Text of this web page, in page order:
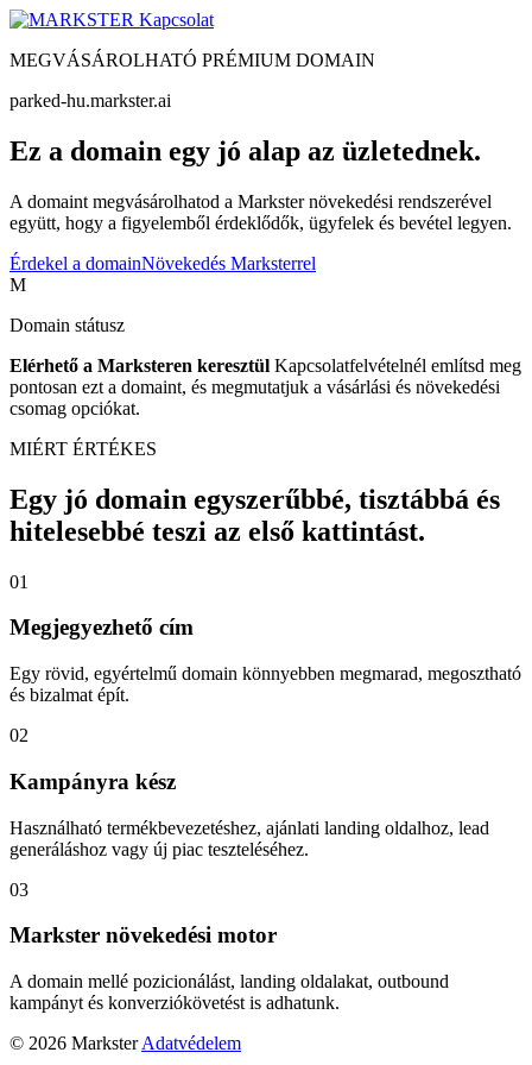
Kapcsolat
MEGVÁSÁROLHATÓ PRÉMIUM DOMAIN
parked-hu.markster.ai
Ez a domain egy jó alap az üzletednek.
A domaint megvásárolhatod a Markster növekedési rendszerével
együtt, hogy a figyelemből érdeklődők, ügyfelek és bevétel legyen.
Érdekel a domainNövekedés Marksterrel
M
Domain státusz
Elérhető a Marksteren keresztül Kapcsolatfelvételnél említsd meg
pontosan ezt a domaint, és megmutatjuk a vásárlási és növekedési
csomag opciókat.
MIÉRT ÉRTÉKES
Egy jó domain egyszerűbbé, tisztábbá és
hitelesebbé teszi az első kattintást.
01
Megjegyezhető cím
Egy rövid, egyértelmű domain könnyebben megmarad, megosztható
és bizalmat épít.
02
Kampányra kész
Használható termékbevezetéshez, ajánlati landing oldalhoz, lead
generáláshoz vagy új piac teszteléséhez.
03
Markster növekedési motor
A domain mellé pozicionálást, landing oldalakat, outbound
kampányt és konverziókövetést is adhatunk.
© 2026 Markster Adatvédelem